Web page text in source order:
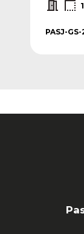
PASJ-GS-